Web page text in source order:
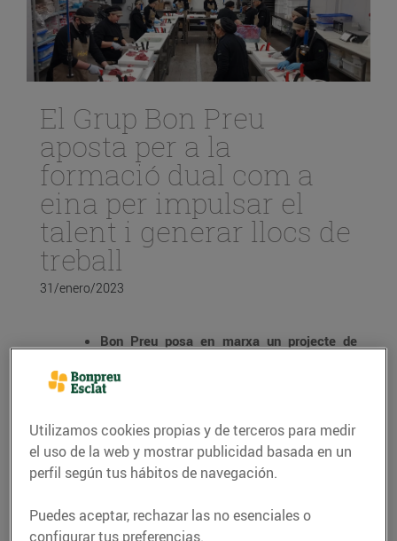
El Grup Bon Preu
aposta per a la
formació dual com a
eina per impulsar el
talent i generar llocs de
treball
31/enero/2023
Bon Preu posa en marxa un projecte de
joves en situació d’atur, en col·laboració
amb el Servei d’Ocupació de Catalunya.
Els participants rebran un any de formació
a la companyia i posteriorment tindran
l’oportunitat d’incorporar-se al Grup de
contracte que aplica al 97,7% dels
treballadors.
Utilizamos cookies propias y de terceros para medir
el uso de la web y mostrar publicidad basada en un
perfil según tus hábitos de navegación.
Puedes aceptar, rechazar las no esenciales o
configurar tus preferencias.